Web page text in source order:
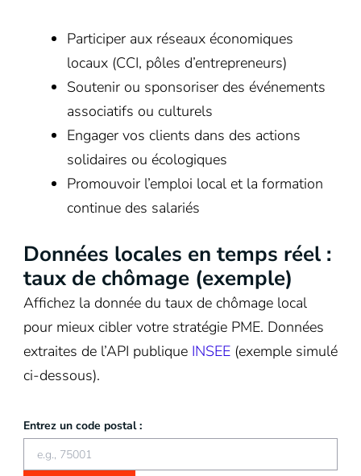
Participer aux réseaux économiques
locaux (CCI, pôles d’entrepreneurs)
Soutenir ou sponsoriser des événements
associatifs ou culturels
Engager vos clients dans des actions
solidaires ou écologiques
Promouvoir l’emploi local et la formation
continue des salariés
Données locales en temps réel :
taux de chômage (exemple)
Affichez la donnée du taux de chômage local
pour mieux cibler votre stratégie PME. Données
extraites de l’API publique INSEE (exemple simulé
ci-dessous).
Entrez un code postal :